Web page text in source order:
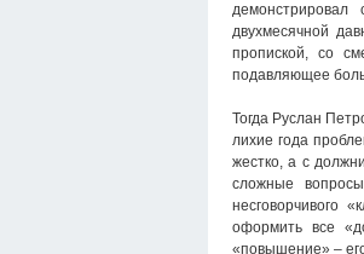
демонстрировал
двухмесячной
пропиской, со
подавляющее
Тогда Руслан
лихие года
жестко, а с
сложные
несговорчивого
оформить все
«повышение» –